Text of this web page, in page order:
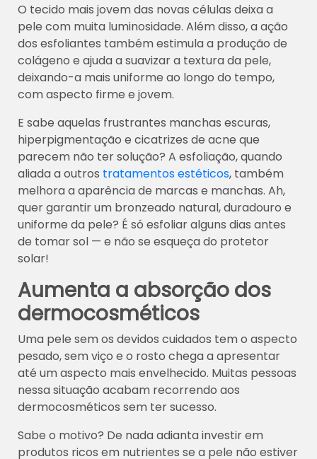
O tecido mais jovem das novas células deixa a
pele com muita luminosidade. Além disso, a ação
dos esfoliantes também estimula a produção de
colágeno e ajuda a suavizar a textura da pele,
deixando-a mais uniforme ao longo do tempo,
com aspecto firme e jovem.
E sabe aquelas frustrantes manchas escuras,
hiperpigmentação e cicatrizes de acne que
parecem não ter solução? A esfoliação, quando
aliada a outros tratamentos estéticos, também
melhora a aparência de marcas e manchas. Ah,
quer garantir um bronzeado natural, duradouro e
uniforme da pele? É só esfoliar alguns dias antes
de tomar sol — e não se esqueça do protetor
solar!
Aumenta a absorção dos
dermocosméticos
Uma pele sem os devidos cuidados tem o aspecto
pesado, sem viço e o rosto chega a apresentar
até um aspecto mais envelhecido. Muitas pessoas
nessa situação acabam recorrendo aos
dermocosméticos sem ter sucesso.
Sabe o motivo? De nada adianta investir em
produtos ricos em nutrientes se a pele não estiver